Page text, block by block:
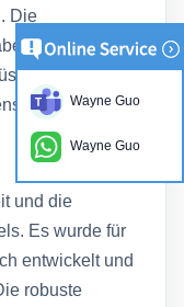
Die
erleichtert
von
ohne
und die
Es wurde für
entwickelt und
robuste
Wayne Guo
Wayne Guo